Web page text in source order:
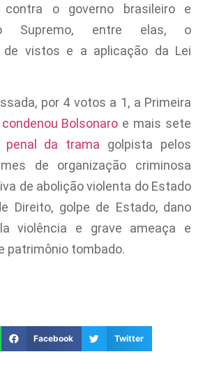
contra o governo brasileiro e
Supremo, entre elas, o
de vistos e a aplicação da Lei
por 4 votos a 1, a Primeira
condenou Bolsonaro e mais sete
penal da trama golpista pelos
de organização criminosa
de abolição violenta do Estado
Direito, golpe de Estado, dano
violência e grave ameaça e
patrimônio tombado.
Facebook Twitter